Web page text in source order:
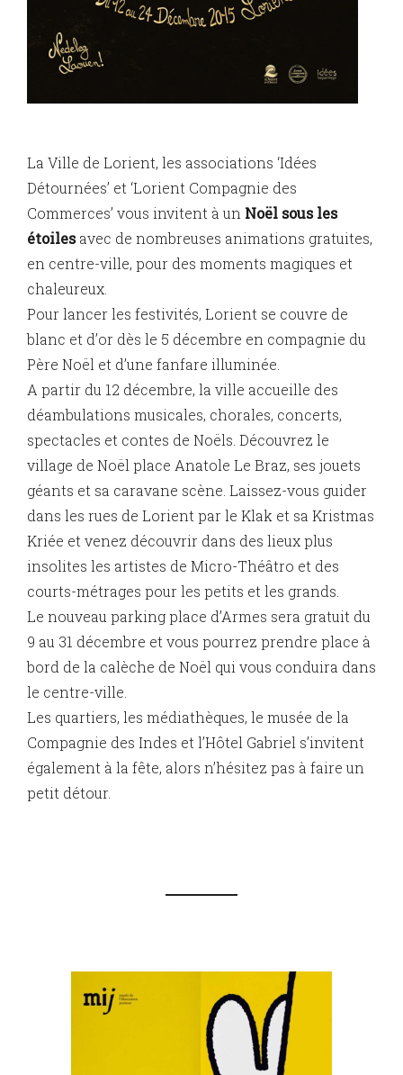
La Ville de Lorient, les associations ‘Idées
Détournées’ et ‘Lorient Compagnie des
Commerces’ vous invitent à un Noël sous les
étoilesavec de nombreuses animations gratuites,
en centre-ville, pour des moments magiques et
chaleureux.
Pour lancer les festivités, Lorient se couvre de
blanc et d’or dès le 5 décembre en compagnie du
Père Noël et d’une fanfare illuminée.
A partir du 12 décembre, la ville accueille des
déambulations musicales, chorales, concerts,
spectacles et contes de Noëls. Découvrez le
village de Noël place Anatole Le Braz, ses jouets
géants et sa caravane scène. Laissez-vous guider
dans les rues de Lorient par le Klak et sa Kristmas
Kriée et venez découvrir dans des lieux plus
insolites les artistes de Micro-Théâtro et des
courts-métrages pour les petits et les grands.
Le nouveau parking place d’Armes sera gratuit du
9 au 31 décembre et vous pourrez prendre place à
bord de la calèche de Noël qui vous conduira dans
le centre-ville.
Les quartiers, les médiathèques, le musée de la
Compagnie des Indes et l’Hôtel Gabriel s’invitent
également à la fête, alors n’hésitez pas à faire un
petit détour.